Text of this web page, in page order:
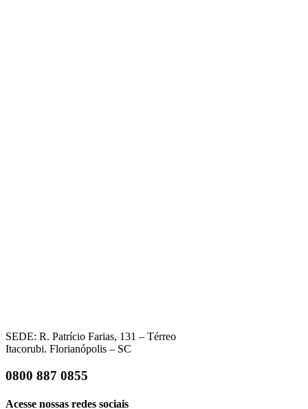
SEDE: R. Patrício Farias, 131 – Térreo
Itacorubi. Florianópolis – SC
0800 887 0855
Acesse nossas redes sociais